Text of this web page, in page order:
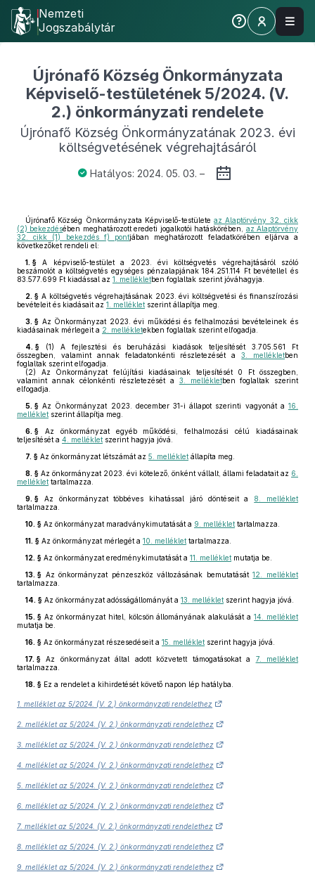
Nemzeti
Jogszabálytár
Újrónafő Község Önkormányzata
Képviselő-testületének 5/2024. (V.
2.) önkormányzati rendelete
Újrónafő Község Önkormányzatának 2023. évi
költségvetésének végrehajtásáról
Hatályos: 2024. 05. 03. –
Újrónafő Község Önkormányzata Képviselő-testületeaz Alaptörvény 32. cikk
(2) bekezdésében meghatározott eredeti jogalkotói hatáskörében, az Alaptörvény
32. cikk (1) bekezdés f) pontjában meghatározott feladatkörében eljárva a
következőket rendeli el:
1. § A képviselő-testület a 2023. évi költségvetés végrehajtásáról szóló
beszámolót a költségvetés egységes pénzalapjának 184.251.114 Ft bevétellel és
83.577.699 Ft kiadással az 1. mellékletben foglaltak szerint jóváhagyja.
2. § A költségvetés végrehajtásának 2023. évi költségvetési és finanszírozási
bevételeit és kiadásait az 1. melléklet szerint állapítja meg.
3. § Az Önkormányzat 2023. évi működési és felhalmozási bevételeinek és
kiadásainak mérlegeit a 2. mellékletekben foglaltak szerint elfogadja.
4. § (1) A fejlesztési és beruházási kiadások teljesítését 3.705.561 Ft
összegben, valamint annak feladatonkénti részletezését a3. mellékletben
foglaltak szerint elfogadja.
(2) Az Önkormányzat felújítási kiadásainak teljesítését 0 Ft összegben,
valamint annak célonkénti részletezését a 3. mellékletben foglaltak szerint
elfogadja.
5. § Az Önkormányzat 2023. december 31-i állapot szerinti vagyonát a 16.
melléklet szerint állapítja meg.
6. § Az önkormányzat egyéb működési, felhalmozási célú kiadásainak
teljesítését a 4. melléklet szerint hagyja jóvá.
7. § Az önkormányzat létszámát az 5. melléklet állapíta meg.
8. § Az önkormányzat 2023. évi kötelező, önként vállalt, állami feladatait az 6.
melléklet tartalmazza.
9. § Az önkormányzat többéves kihatással járó döntéseit a 8. melléklet
tartalmazza.
10. § Az önkormányzat maradványkimutatását a 9. melléklet tartalmazza.
11. § Az önkormányzat mérlegét a 10. melléklet tartalmazza.
12. § Az önkormányzat eredménykimutatását a 11. melléklet mutatja be.
13. § Az önkormányzat pénzeszköz változásának bemutatását12. melléklet
tartalmazza.
14. § Az önkormányzat adósságállományát a 13. melléklet szerint hagyja jóvá.
15. § Az önkormányzat hitel, kölcsön állományának alakulását a14. melléklet
mutatja be.
16. § Az önkormányzat részesedéseit a 15. melléklet szerint hagyja jóvá.
17. § Az önkormányzat által adott közvetett támogatásokat a 7. melléklet
tartalmazza.
18. § Ez a rendelet a kihirdetését követő napon lép hatályba.
1. melléklet az 5/2024. (V. 2.) önkormányzati rendelethez
2. melléklet az 5/2024. (V. 2.) önkormányzati rendelethez
3. melléklet az 5/2024. (V. 2.) önkormányzati rendelethez
4. melléklet az 5/2024. (V. 2.) önkormányzati rendelethez
5. melléklet az 5/2024. (V. 2.) önkormányzati rendelethez
6. melléklet az 5/2024. (V. 2.) önkormányzati rendelethez
7. melléklet az 5/2024. (V. 2.) önkormányzati rendelethez
8. melléklet az 5/2024. (V. 2.) önkormányzati rendelethez
9. melléklet az 5/2024. (V. 2.) önkormányzati rendelethez